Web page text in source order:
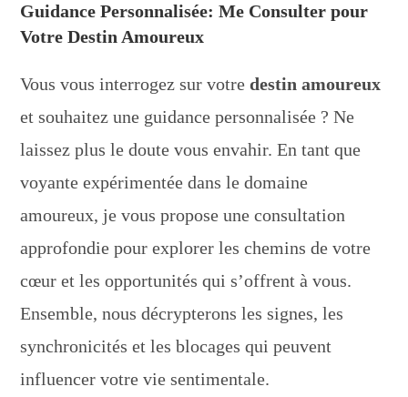
Guidance Personnalisée: Me Consulter pour
Votre Destin Amoureux
Vous vous interrogez sur votredestin amoureux
et souhaitez une guidance personnalisée ? Ne
laissez plus le doute vous envahir. En tant que
voyante expérimentée dans le domaine
amoureux, je vous propose une consultation
approfondie pour explorer les chemins de votre
cœur et les opportunités qui s’offrent à vous.
Ensemble, nous décrypterons les signes, les
synchronicités et les blocages qui peuvent
influencer votre vie sentimentale.